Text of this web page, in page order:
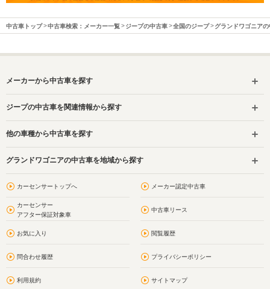
中古車トップ 中古車検索：メーカー一覧 ジープの中古車 全国のジープ グランドワゴニア
メーカーから中古車を探す
ジープの中古車を関連情報から探す
他の車種から中古車を探す
グランドワゴニアの中古車を地域から探す
カーセンサートップへ メーカー認定中古車
カーセンサー
アフター保証対象車
中古車リース
お気に入り 閲覧履歴
問合わせ履歴 プライバシーポリシー
利用規約 サイトマップ